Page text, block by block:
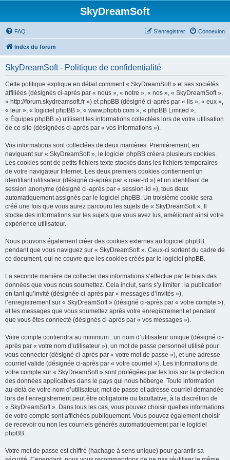
SkyDreamSoft
FAQ Connexion
S’enregistrer
Index du forum
SkyDreamSoft - Politique de confidentialité
Cette politique explique en détail comment « SkyDreamSoft » et ses sociétés
affiliées (désignés ci-après par « nous », « notre », « nos », « SkyDreamSoft »,
« http://forum.skydreamsoft.fr ») et phpBB (désigné ci-après par « ils », « eux »,
« leur », « logiciel phpBB », « www.phpbb.com », « phpBB Limited »,
« Équipes phpBB ») utilisent les informations collectées lors de votre utilisation
de ce site (désignées ci-après par « vos informations »).
Vos informations sont collectées de deux manières. Premièrement, en
naviguant sur « SkyDreamSoft », le logiciel phpBB créera plusieurs cookies.
Les cookies sont de petits fichiers texte stockés dans les fichiers temporaires
de votre navigateur Internet. Les deux premiers cookies contiennent un
identifiant utilisateur (désigné ci-après par « user-id ») et un identifiant de
session anonyme (désigné ci-après par « session-id »), tous deux
automatiquement assignés par le logiciel phpBB. Un troisième cookie sera
créé une fois que vous aurez parcouru les sujets de « SkyDreamSoft ». Il
stocke des informations sur les sujets que vous avez lus, améliorant ainsi votre
expérience utilisateur.
Nous pouvons également créer des cookies externes au logiciel phpBB
pendant que vous naviguez sur « SkyDreamSoft ». Ceux-ci sortent du cadre de
ce document, qui ne couvre que les cookies créés par le logiciel phpBB.
La seconde manière de collecter des informations s’effectue par le biais des
données que vous nous soumettez. Cela inclut, sans s’y limiter : la publication
en tant qu’invité (désignée ci-après par « messages d’invités »),
l’enregistrement sur « SkyDreamSoft » (désigné ci-après par « votre compte »),
et les messages que vous soumettez après votre enregistrement et pendant
que vous êtes connecté (désignés ci-après par « vos messages »).
Votre compte contiendra au minimum : un nom d’utilisateur unique (désigné ci-
après par « votre nom d’utilisateur »), un mot de passe personnel utilisé pour
vous connecter (désigné ci-après par « votre mot de passe »), et une adresse
courriel valide (désignée ci-après par « votre courriel »). Les informations de
votre compte sur « SkyDreamSoft » sont protégées par les lois sur la protection
des données applicables dans le pays qui nous héberge. Toute information
au-delà de votre nom d’utilisateur, mot de passe et adresse courriel demandée
lors de l’enregistrement peut être obligatoire ou facultative, à la discrétion de
« SkyDreamSoft ». Dans tous les cas, vous pouvez choisir quelles informations
de votre compte sont affichées publiquement. Vous pouvez également choisir
de recevoir ou non les courriels générés automatiquement par le logiciel
phpBB.
Votre mot de passe est chiffré (hachage à sens unique) pour garantir sa